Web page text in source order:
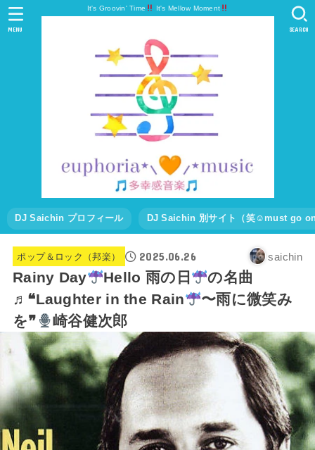
It's Groovin' Time It's Mellow Moment
DJ Saichin プロフィール DJ Saichin 別サイト（笑☺must go
SEARCH
MENU
ポップ＆ロック（邦楽） 2025.06.26 saichin
Rainy Day Hello 雨の日
の名曲
♬❝Laughter in the Rain
〜雨に微笑み
を❞
崎谷健次郎